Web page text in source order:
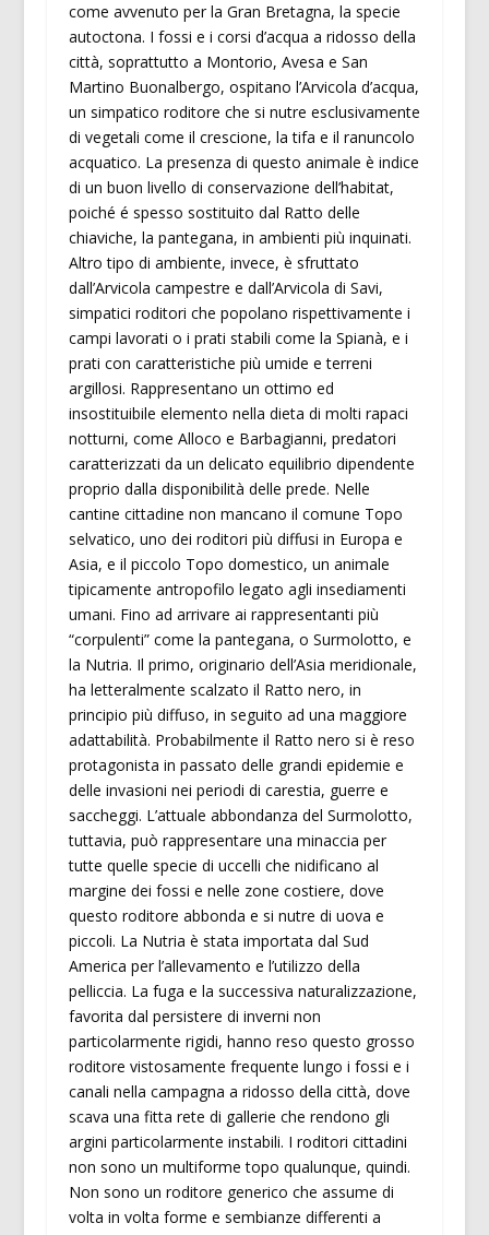
come avvenuto per la Gran Bretagna, la specie
autoctona. I fossi e i corsi d’acqua a ridosso della
città, soprattutto a Montorio, Avesa e San
Martino Buonalbergo, ospitano l’Arvicola d’acqua,
un simpatico roditore che si nutre esclusivamente
di vegetali come il crescione, la tifa e il ranuncolo
acquatico. La presenza di questo animale è indice
di un buon livello di conservazione dell’habitat,
poiché é spesso sostituito dal Ratto delle
chiaviche, la pantegana, in ambienti più inquinati.
Altro tipo di ambiente, invece, è sfruttato
dall’Arvicola campestre e dall’Arvicola di Savi,
simpatici roditori che popolano rispettivamente i
campi lavorati o i prati stabili come la Spianà, e i
prati con caratteristiche più umide e terreni
argillosi. Rappresentano un ottimo ed
insostituibile elemento nella dieta di molti rapaci
notturni, come Alloco e Barbagianni, predatori
caratterizzati da un delicato equilibrio dipendente
proprio dalla disponibilità delle prede. Nelle
cantine cittadine non mancano il comune Topo
selvatico, uno dei roditori più diffusi in Europa e
Asia, e il piccolo Topo domestico, un animale
tipicamente antropofilo legato agli insediamenti
umani. Fino ad arrivare ai rappresentanti più
“corpulenti” come la pantegana, o Surmolotto, e
la Nutria. Il primo, originario dell’Asia meridionale,
ha letteralmente scalzato il Ratto nero, in
principio più diffuso, in seguito ad una maggiore
adattabilità. Probabilmente il Ratto nero si è reso
protagonista in passato delle grandi epidemie e
delle invasioni nei periodi di carestia, guerre e
saccheggi. L’attuale abbondanza del Surmolotto,
tuttavia, può rappresentare una minaccia per
tutte quelle specie di uccelli che nidificano al
margine dei fossi e nelle zone costiere, dove
questo roditore abbonda e si nutre di uova e
piccoli. La Nutria è stata importata dal Sud
America per l’allevamento e l’utilizzo della
pelliccia. La fuga e la successiva naturalizzazione,
favorita dal persistere di inverni non
particolarmente rigidi, hanno reso questo grosso
roditore vistosamente frequente lungo i fossi e i
canali nella campagna a ridosso della città, dove
scava una fitta rete di gallerie che rendono gli
argini particolarmente instabili. I roditori cittadini
non sono un multiforme topo qualunque, quindi.
Non sono un roditore generico che assume di
volta in volta forme e sembianze differenti a